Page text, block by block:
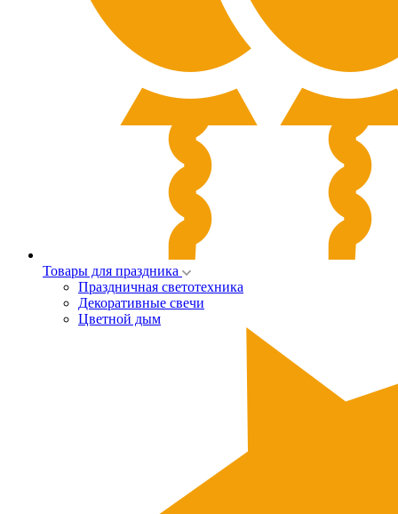
Товары для праздника
Праздничная светотехника
Декоративные свечи
Цветной дым